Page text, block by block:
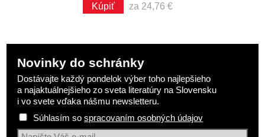
Kúpiť za 24,76 €
Novinky do schránky
Dostávajte každý pondelok výber toho najlepšieho
a najaktuálnejšieho zo sveta literatúry na Slovensku
i vo svete vďaka nášmu newsletteru.
Súhlasím sospracovaním osobných údajov